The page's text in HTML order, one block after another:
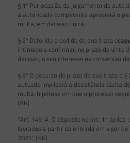
§ 1º Por ocasião do julgamento do auto
a autoridade competente apreciará o
multa, em decisão única.
§ 2º Deferido o pedido de que trata o
intimado a confirmar, no prazo de vinte
decisão, o seu interesse na conversão
§ 3º O decurso do prazo de que trata o
autuado implicará a desistência tácita
multa, hipótese em que o processo
(NR)
“Art. 149-A. O disposto no art. 11
lavrados a partir da entrada em vigor do
2022.” (NR)